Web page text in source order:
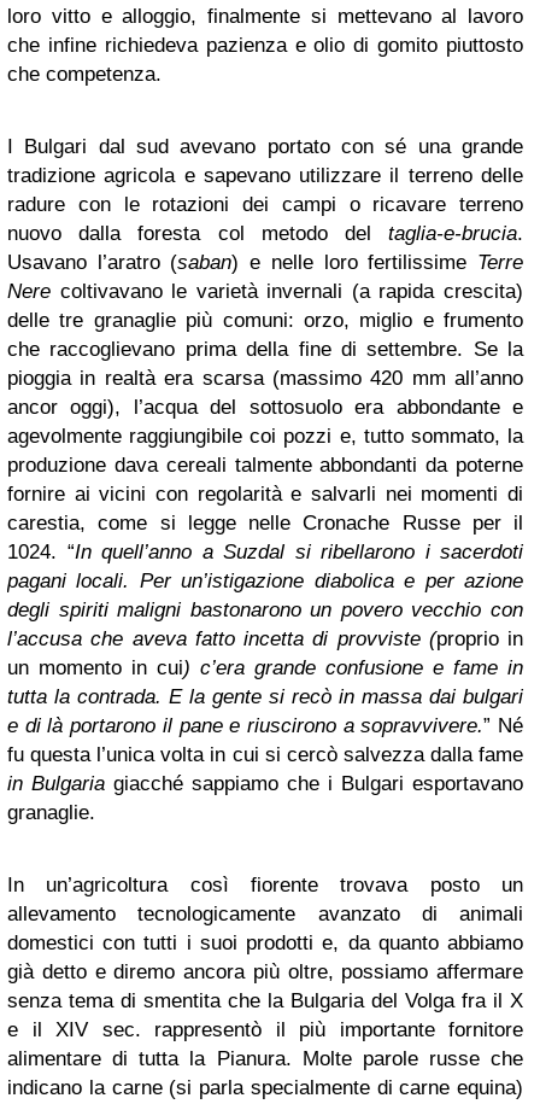
loro vitto e alloggio, finalmente si mettevano al lavoro
che infine richiedeva pazienza e olio di gomito piuttosto
che competenza.
I Bulgari dal sud avevano portato con sé una grande
tradizione agricola e sapevano utilizzare il terreno delle
radure con le rotazioni dei campi o ricavare terreno
nuovo dalla foresta col metodo del taglia-e-brucia.
Usavano l’aratro (saban) e nelle loro fertilissime Terre
Nere coltivavano le varietà invernali (a rapida crescita)
delle tre granaglie più comuni: orzo, miglio e frumento
che raccoglievano prima della fine di settembre. Se la
pioggia in realtà era scarsa (massimo 420 mm all’anno
ancor oggi), l’acqua del sottosuolo era abbondante e
agevolmente raggiungibile coi pozzi e, tutto sommato, la
produzione dava cereali talmente abbondanti da poterne
fornire ai vicini con regolarità e salvarli nei momenti di
carestia, come si legge nelle Cronache Russe per il
1024. “In quell’anno a Suzdal si ribellarono i sacerdoti
pagani locali. Per un’istigazione diabolica e per azione
degli spiriti maligni bastonarono un povero vecchio con
l’accusa che aveva fatto incetta di provviste (proprio in
un momento in cui) c’era grande confusione e fame in
tutta la contrada. E la gente si recò in massa dai bulgari
e di là portarono il pane e riuscirono a sopravvivere.” Né
fu questa l’unica volta in cui si cercò salvezza dalla fame
in Bulgaria giacché sappiamo che i Bulgari esportavano
granaglie.
In un’agricoltura così fiorente trovava posto un
allevamento tecnologicamente avanzato di animali
domestici con tutti i suoi prodotti e, da quanto abbiamo
già detto e diremo ancora più oltre, possiamo affermare
senza tema di smentita che la Bulgaria del Volga fra il X
e il XIV sec. rappresentò il più importante fornitore
alimentare di tutta la Pianura. Molte parole russe che
indicano la carne (si parla specialmente di carne equina)